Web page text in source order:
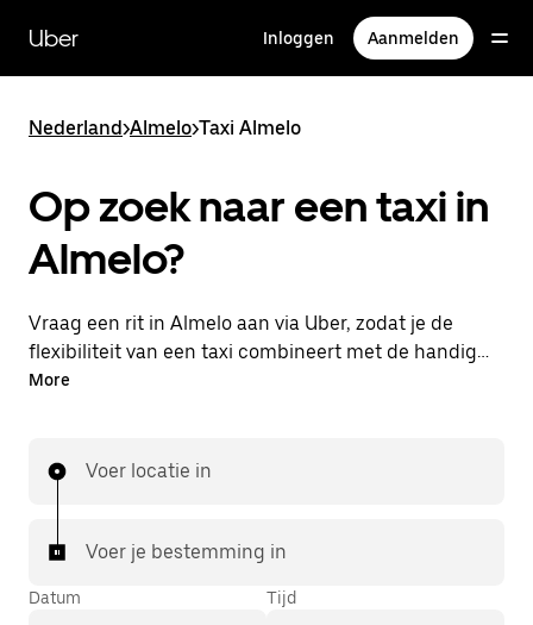
naar
hoofdinhoud
Uber Inloggen Aanmelden
Nederland>Almelo>Taxi Almelo
Op zoek naar een taxi in
Almelo?
Vraag een rit in Almelo aan via Uber, zodat je de
flexibiliteit van een taxi combineert met de handige
functies in de app. Je kunt on-demand een
Je rit is binnen handbereik.
More
Voer locatie in
Voer je bestemming in
Datum Tijd